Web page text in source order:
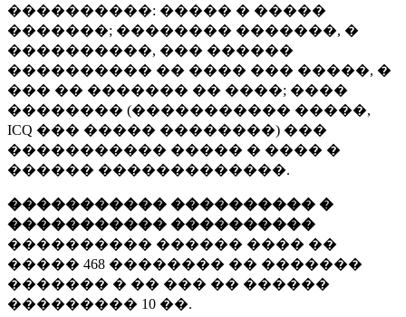
����������: ����� � �����
�������; �������� �������, �
����������, ��� ������
���������� �� ���� ��� �����, �
��� �� ������� �� ����; ����
�������� (����������� �����,
ICQ ��� ����� ��������) ���
����������� ����� � ���� �
������ �������������.
����������� ���������� �
����������� ����������
���������� ������ ���� ��
����� 468 �������� �� �������
������� � �� ��� �� ������
��������� 10 ��.